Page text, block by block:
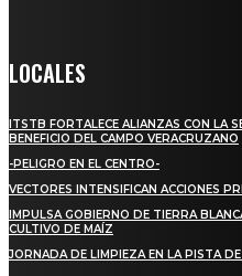
LOCALES
ITSTB FORTALECE ALIANZAS CON LA
BENEFICIO DEL CAMPO VERACRUZANO
-PELIGRO EN EL CENTRO-
VECTORES INTENSIFICAN ACCIONES
IMPULSA GOBIERNO DE TIERRA
CULTIVO DE MAÍZ
JORNADA DE LIMPIEZA EN LA PISTA